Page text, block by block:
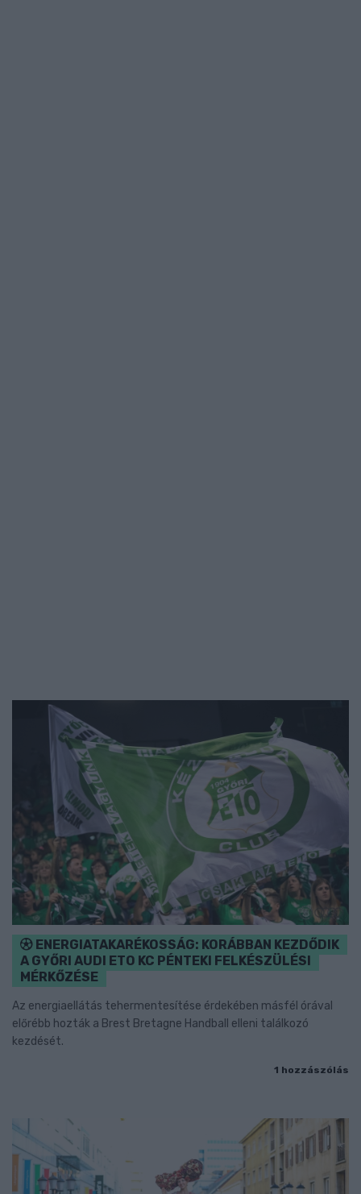
ENERGIATAKARÉKOSSÁG: KORÁBBAN KEZDŐDIK
A GYŐRI AUDI ETO KC PÉNTEKI FELKÉSZÜLÉSI
MÉRKŐZÉSE
Az energiaellátás tehermentesítése érdekében másfél órával
előrébb hozták a Brest Bretagne Handball elleni találkozó
kezdését.
1 hozzászólás